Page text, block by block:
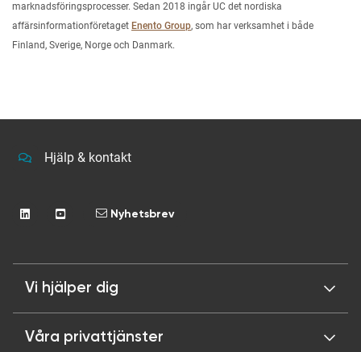
marknadsföringsprocesser. Sedan 2018 ingår UC det nordiska
affärsinformationföretaget Enento Group, som har verksamhet i både
Finland, Sverige, Norge och Danmark.
Hjälp & kontakt
Nyhetsbrev
Vi hjälper dig
Våra privattjänster